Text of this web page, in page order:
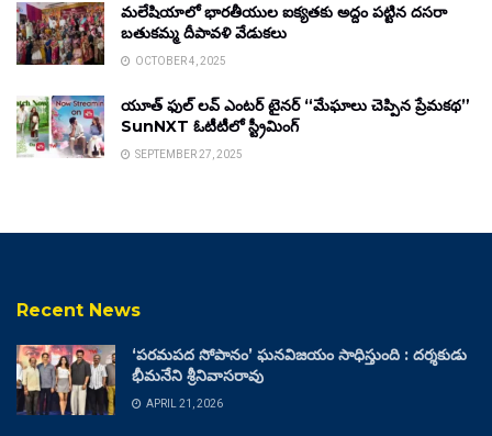
మలేషియాలో భారతీయుల ఐక్యతకు అద్దం పట్టిన దసరా
బతుకమ్మ దీపావళి వేడుకలు
OCTOBER 4, 2025
యూత్ ఫుల్ లవ్ ఎంటర్ టైనర్ “మేఘాలు చెప్పిన ప్రేమకథ”
SunNXT ఓటీటీలో స్ట్రీమింగ్
SEPTEMBER 27, 2025
Recent News
‘పరమపద సోపానం’ ఘనవిజయం సాధిస్తుంది : దర్శకుడు
భీమనేని శ్రీనివాసరావు
APRIL 21, 2026